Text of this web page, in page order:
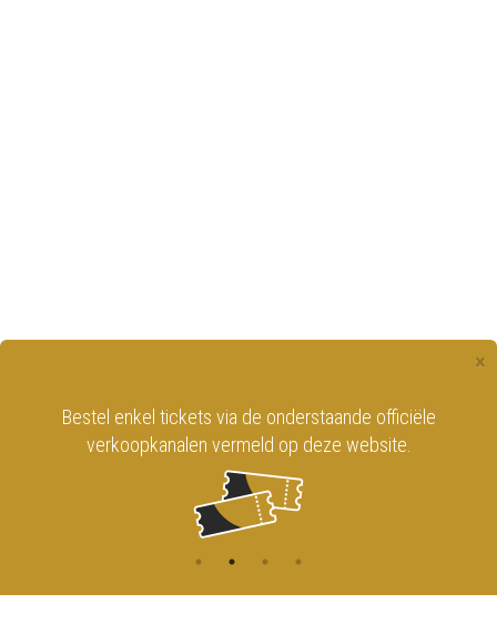
×
Bestel enkel tickets via de onderstaande officiële
verkoopkanalen vermeld op deze website.